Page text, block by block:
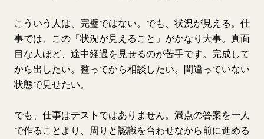
こういう人は、完璧ではない。でも、状況が見える。仕
事では、この「状況が見えること」がかなり大事。真面
目な人ほど、途中経過を見せるのが苦手です。完成して
から出したい。整ってから相談したい。間違っていない
状態で見せたい。
でも、仕事はテストではありません。満点の答案を一人
で作ることより、周りと認識を合わせながら前に進める